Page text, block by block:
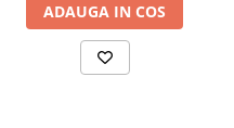
ADAUGA IN COS